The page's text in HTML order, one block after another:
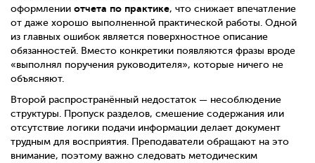
оформлении отчета по практике, что снижает впечатление
от даже хорошо выполненной практической работы. Одной
из главных ошибок является поверхностное описание
обязанностей. Вместо конкретики появляются фразы вроде
«выполнял поручения руководителя», которые ничего не
объясняют.
Второй распространённый недостаток — несоблюдение
структуры. Пропуск разделов, смешение содержания или
отсутствие логики подачи информации делает документ
трудным для восприятия. Преподаватели обращают на это
внимание, поэтому важно следовать методическим